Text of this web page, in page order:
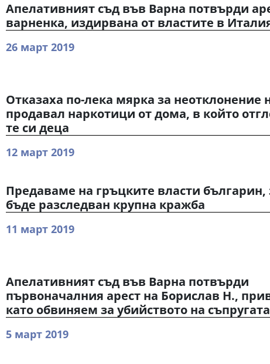
Апелативният съд във Варна потвърди
варненка, издирвана от властите в
26 март 2019
Отказаха по-лека мярка за неотклонение
продавал наркотици от дома, в който
те си деца
12 март 2019
Предаваме на гръцките власти българин,
бъде разследван крупна кражба
11 март 2019
Апелативният съд във Варна потвърди
първоначалния арест на Борислав Н.,
като обвиняем за убийството на
5 март 2019